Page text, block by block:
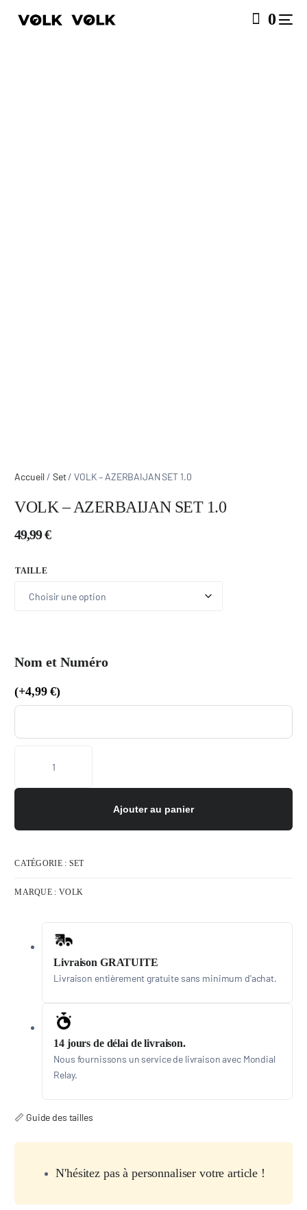
0
Accueil / Set/ VOLK – AZERBAIJAN SET 1.0
VOLK – AZERBAIJAN SET 1.0
49,99€
TAILLE
Nom et Numéro
(+4,99€)
Ajouter au panier
CATÉGORIE : SET
MARQUE : VOLK
Livraison GRATUITE
Livraison entièrement gratuite sans minimum d'achat.
14 jours de délai de livraison.
Nous fournissons un service de livraison avec Mondial
Relay.
📏 Guide des tailles
N'hésitez pas à personnaliser votre article !